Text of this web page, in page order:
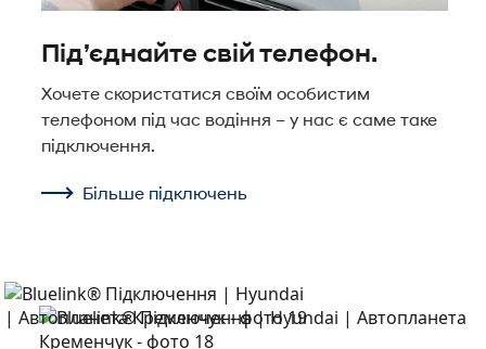
Під’єднайте свій телефон.
Хочете скористатися своїм особистим
телефоном під час водіння – у нас є саме таке
підключення.
Більше підключень